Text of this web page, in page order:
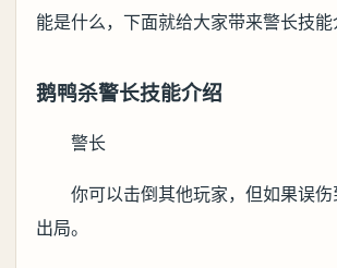
能是什么，下面就给大家带来警长技能
鹅鸭杀警长技能介绍
警长
你可以击倒其他玩家，但如果误
出局。